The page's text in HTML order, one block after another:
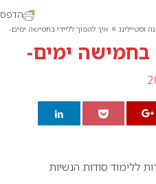
וסטיילינג » איך להפוך לליידי בחמישה ימים-
בחמישה ימים-
הדפס